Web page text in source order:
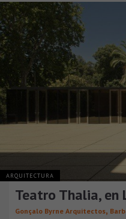
ARQUITECTURA
Teatro Thalia, en
Gonçalo Byrne Arquitectos,